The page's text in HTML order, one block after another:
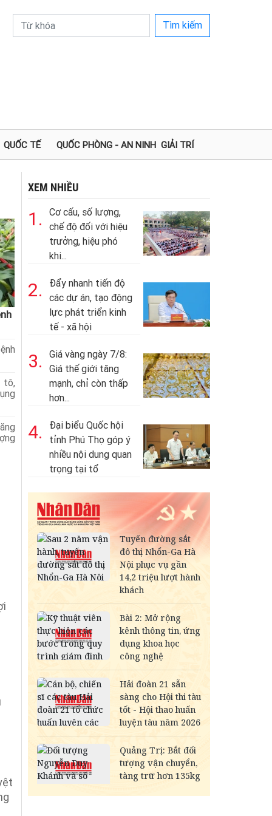
Tìm kiếm
QUỐC TẾ QUỐC PHÒNG - AN NINH GIẢI TRÍ
tô,
XEM NHIỀU
1.
Cơ cấu, số lượng,
chế độ đối với hiệu
trưởng, hiệu phó
khi...
2.
Đẩy nhanh tiến độ
các dự án, tạo động
lực phát triển kinh
tế - xã hội
3.
Giá vàng ngày 7/8:
Giá thế giới tăng
mạnh, chỉ còn thấp
hơn...
4.
Đại biểu Quốc hội
tỉnh Phú Thọ góp ý
nhiều nội dung quan
trọng tại tổ